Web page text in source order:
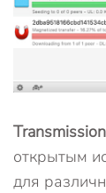
Transmission
открытым
для